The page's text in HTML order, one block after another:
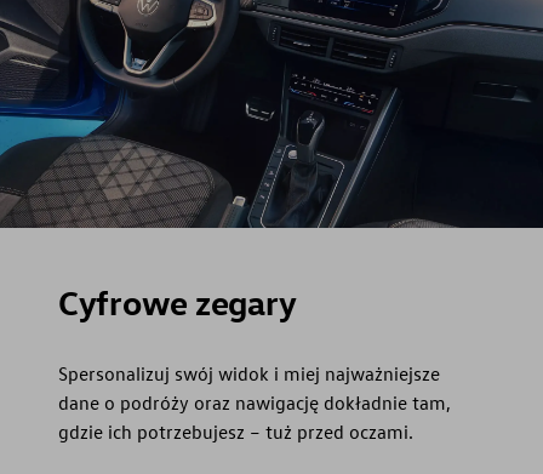
Cyfrowe zegary
Spersonalizuj swój widok i miej najważniejsze
dane o podróży oraz nawigację dokładnie tam,
gdzie ich potrzebujesz – tuż przed oczami.